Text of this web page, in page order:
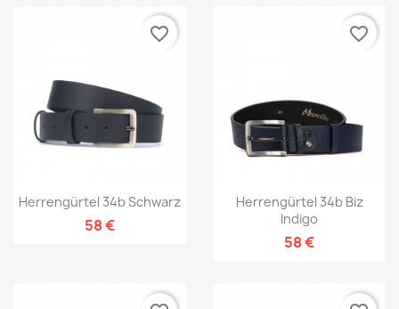
Herrengürtel 34b Schwarz
58 €
favorite_border
Herrengürtel 34b Biz
Indigo
58 €
favorite_border